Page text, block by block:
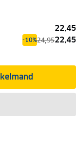
22,45
-10%24,9522,45